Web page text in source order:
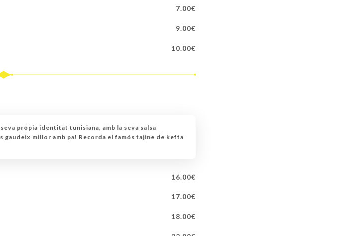
7.00€
9.00€
10.00€
pròpia identitat tunisiana, amb la seva salsa
millor amb pa! Recorda el famós tajine de kefta
16.00€
17.00€
18.00€